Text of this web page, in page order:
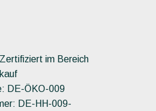
im Bereich
DE-ÖKO-009
DE-HH-009-